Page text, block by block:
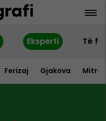
Eksperti Të
Ferizaj Gjakova